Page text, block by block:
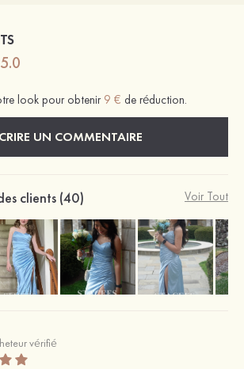
5.0
look pour obtenir 9 € de réduction.
UN COMMENTAIRE
clients (40) Voir Tout
vérifié